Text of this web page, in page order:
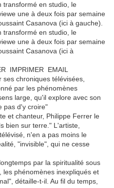
transformé en studio, le
une à deux fois par semaine
Casanova (ici à gauche).
transformé en studio, le
une à deux fois par semaine
Casanova (ici à
IMPRIMER EMAIL
chroniques télévisées,
par les phénomènes
large, qu'il explore avec son
pas d'y croire"
et chanteur, Philippe Ferrer le
bien sur terre." L'artiste,
n'en a pas moins le
"invisible", qui ne cesse
par la spiritualité sous
phénomènes inexpliqués et
détaille-t-il. Au fil du temps,